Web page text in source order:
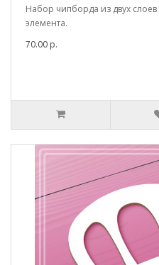
Набор чипборда из двух
элемента.
70.00 р.